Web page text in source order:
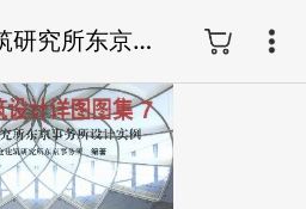
研究所东京事